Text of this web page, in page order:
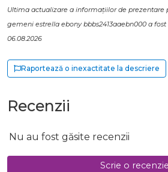
Ultima actualizare a informațiilor de prezentare
gemeni estrella ebony bbbs2413aaebn000 a
06.08.2026
Raportează o inexactitate la descriere
Recenzii
Nu au fost găsite recenzii
Scrie o recenzie